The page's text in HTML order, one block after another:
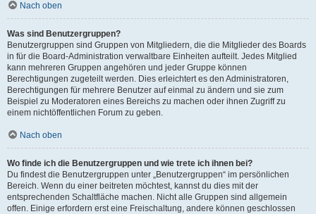
Nach oben
Was sind Benutzergruppen?
Benutzergruppen sind Gruppen von Mitgliedern, die die Mitglieder des Boards
in für die Board-Administration verwaltbare Einheiten aufteilt. Jedes Mitglied
kann mehreren Gruppen angehören und jeder Gruppe können
Berechtigungen zugeteilt werden. Dies erleichtert es den Administratoren,
Berechtigungen für mehrere Benutzer auf einmal zu ändern und sie zum
Beispiel zu Moderatoren eines Bereichs zu machen oder ihnen Zugriff zu
einem nichtöffentlichen Forum zu geben.
Nach oben
Wo finde ich die Benutzergruppen und wie trete ich ihnen bei?
Du findest die Benutzergruppen unter „Benutzergruppen“ im persönlichen
Bereich. Wenn du einer beitreten möchtest, kannst du dies mit der
entsprechenden Schaltfläche machen. Nicht alle Gruppen sind allgemein
offen. Einige erfordern erst eine Freischaltung, andere können geschlossen